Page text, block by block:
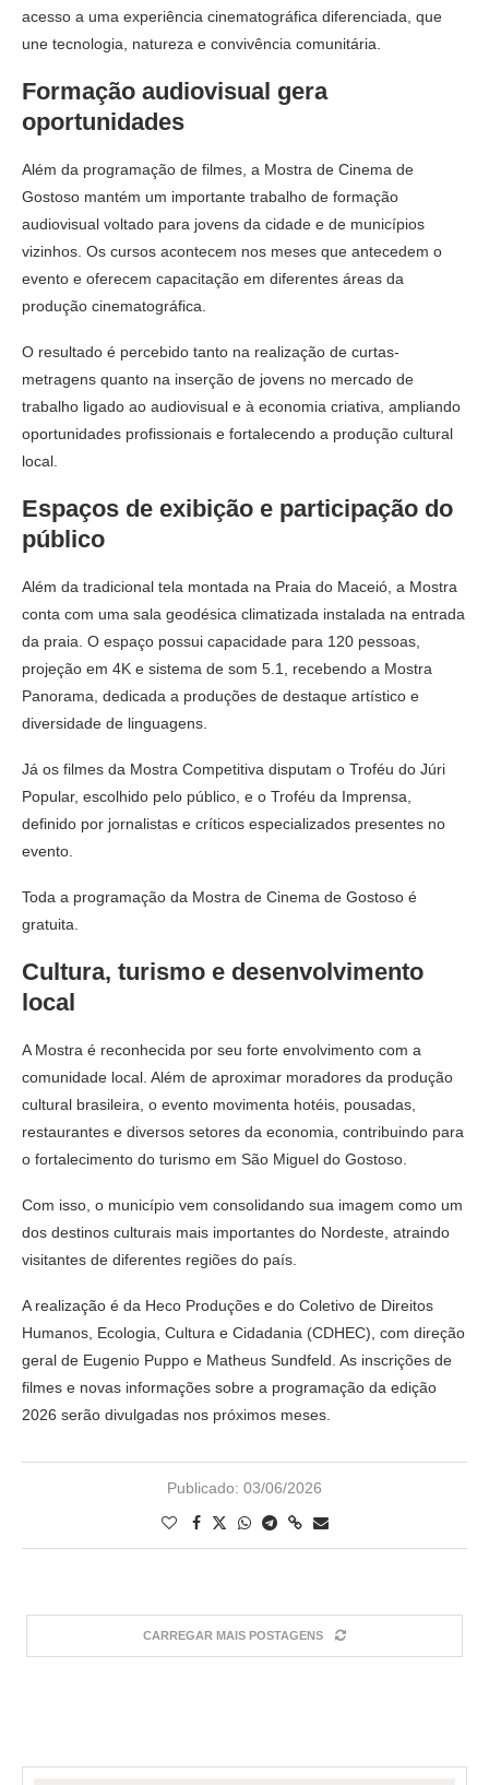
acesso a uma experiência cinematográfica diferenciada, que
une tecnologia, natureza e convivência comunitária.
Formação audiovisual gera
oportunidades
Além da programação de filmes, a Mostra de Cinema de
Gostoso mantém um importante trabalho de formação
audiovisual voltado para jovens da cidade e de municípios
vizinhos. Os cursos acontecem nos meses que antecedem o
evento e oferecem capacitação em diferentes áreas da
produção cinematográfica.
O resultado é percebido tanto na realização de curtas-
metragens quanto na inserção de jovens no mercado de
trabalho ligado ao audiovisual e à economia criativa, ampliando
oportunidades profissionais e fortalecendo a produção cultural
local.
Espaços de exibição e participação do
público
Além da tradicional tela montada na Praia do Maceió, a Mostra
conta com uma sala geodésica climatizada instalada na entrada
da praia. O espaço possui capacidade para 120 pessoas,
projeção em 4K e sistema de som 5.1, recebendo a Mostra
Panorama, dedicada a produções de destaque artístico e
diversidade de linguagens.
Já os filmes da Mostra Competitiva disputam o Troféu do Júri
Popular, escolhido pelo público, e o Troféu da Imprensa,
definido por jornalistas e críticos especializados presentes no
evento.
Toda a programação da Mostra de Cinema de Gostoso é
gratuita.
Cultura, turismo e desenvolvimento
local
A Mostra é reconhecida por seu forte envolvimento com a
comunidade local. Além de aproximar moradores da produção
cultural brasileira, o evento movimenta hotéis, pousadas,
restaurantes e diversos setores da economia, contribuindo para
o fortalecimento do turismo em São Miguel do Gostoso.
Com isso, o município vem consolidando sua imagem como um
dos destinos culturais mais importantes do Nordeste, atraindo
visitantes de diferentes regiões do país.
A realização é da Heco Produções e do Coletivo de Direitos
Humanos, Ecologia, Cultura e Cidadania (CDHEC), com direção
geral de Eugenio Puppo e Matheus Sundfeld. As inscrições de
filmes e novas informações sobre a programação da edição
2026 serão divulgadas nos próximos meses.
Publicado: 03/06/2026
CARREGAR MAIS POSTAGENS